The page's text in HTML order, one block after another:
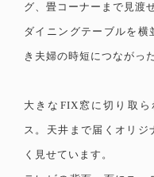
グ、畳コーナーまで見渡
ダイニングテーブルを横
き夫婦の時短につながっ
大きなFIX窓に切り取
ス。天井まで届くオリ
く見せています。